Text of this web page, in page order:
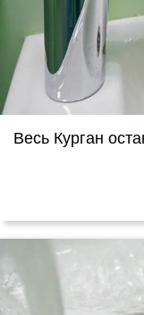
Весь Курган